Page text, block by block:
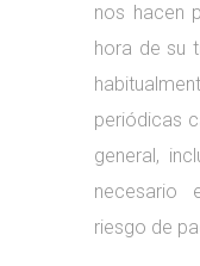
nos hacen
hora de su
periódicas
general,
necesario
riesgo de